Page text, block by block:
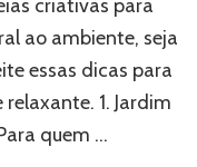
criativas para
ao ambiente, seja
essas dicas para
1. Jardim
quem …